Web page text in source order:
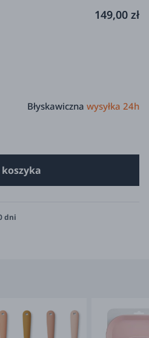
149,00 zł
Błyskawiczna wysyłka 24h
koszyka
dni